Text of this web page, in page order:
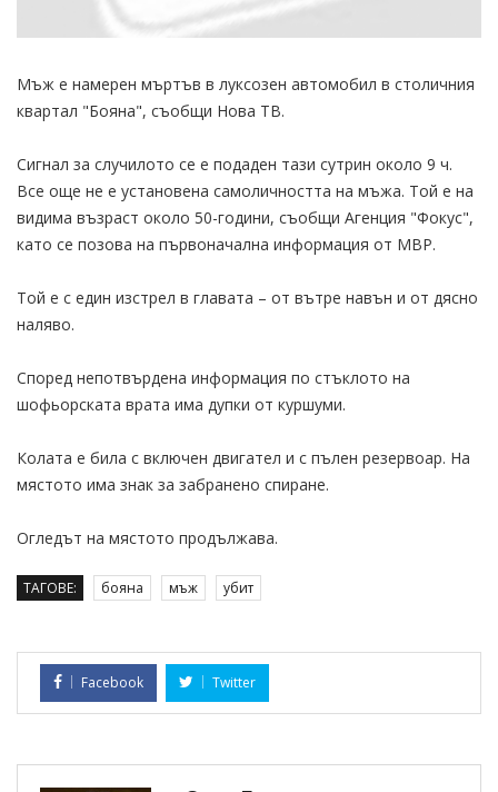
Мъж е намерен мъртъв в луксозен автомобил в столичния
квартал "Бояна", съобщи Нова ТВ.
Сигнал за случилото се е подаден тази сутрин около 9 ч.
Все още не е установена самоличността на мъжа. Той е на
видима възраст около 50-години, съобщи Агенция "Фокус",
като се позова на първоначална информация от МВР.
Той е с един изстрел в главата – от вътре навън и от дясно
наляво.
Според непотвърдена информация по стъклото на
шофьорската врата има дупки от куршуми.
Колата е била с включен двигател и с пълен резервоар. На
мястото има знак за забранено спиране.
Огледът на мястото продължава.
ТАГОВЕ: бояна мъж убит
Facebook Twitter